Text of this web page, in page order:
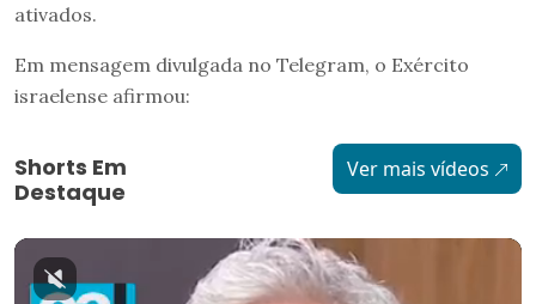
ativados.
Em mensagem divulgada no Telegram, o Exército
israelense afirmou:
Shorts Em
Destaque
Ver mais vídeos